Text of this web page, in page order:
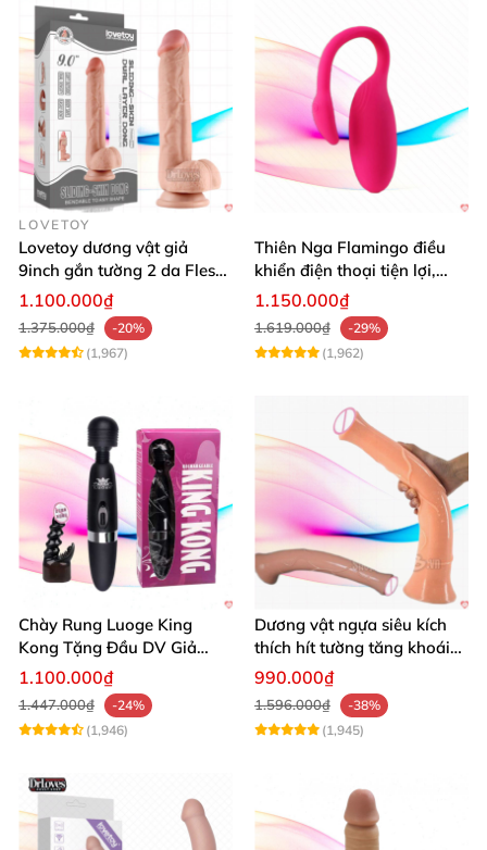
LOVETOY
Lovetoy dương vật giả
9inch gắn tường 2 da Flesh
siêu thực
1.100.000₫
1.375.000₫
-20%
(1,967)
Thiên Nga Flamingo điều
khiển điện thoại tiện lợi,
hiện đại
1.150.000₫
1.619.000₫
-29%
(1,962)
Chày Rung Luoge King
Kong Tặng Đầu DV Giả
Kích Thích Mạnh
1.100.000₫
1.447.000₫
-24%
(1,946)
Dương vật ngựa siêu kích
thích hít tường tăng khoái
cảm
990.000₫
1.596.000₫
-38%
(1,945)